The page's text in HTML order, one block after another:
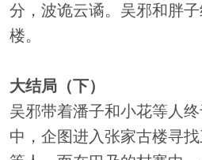
分，波诡云谲。吴邪和胖
楼。
大结局（下）
吴邪带着潘子和小花等人
中，企图进入张家古楼寻